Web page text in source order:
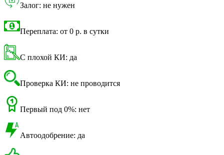
Залог: не нужен
Переплата: от 0 р. в сутки
С плохой КИ: да
Проверка КИ: не проводится
Первый под 0%: нет
Автоодобрение: да